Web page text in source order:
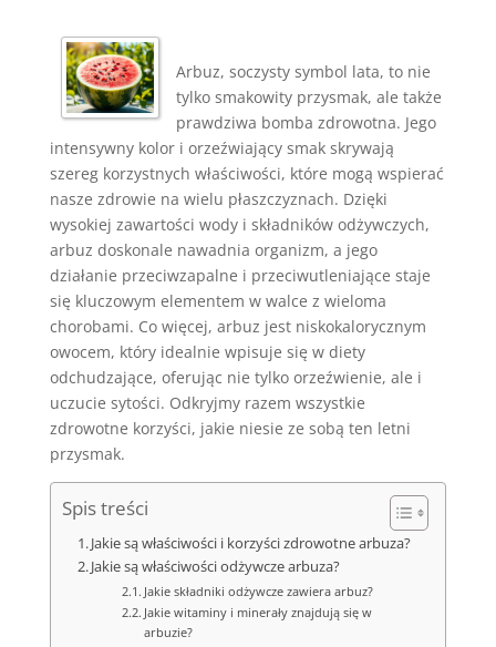
Arbuz, soczysty symbol lata, to nie
tylko smakowity przysmak, ale także
prawdziwa bomba zdrowotna. Jego
intensywny kolor i orzeźwiający smak skrywają
szereg korzystnych właściwości, które mogą wspierać
nasze zdrowie na wielu płaszczyznach. Dzięki
wysokiej zawartości wody i składników odżywczych,
arbuz doskonale nawadnia organizm, a jego
działanie przeciwzapalne i przeciwutleniające staje
się kluczowym elementem w walce z wieloma
chorobami. Co więcej, arbuz jest niskokalorycznym
owocem, który idealnie wpisuje się w diety
odchudzające, oferując nie tylko orzeźwienie, ale i
uczucie sytości. Odkryjmy razem wszystkie
zdrowotne korzyści, jakie niesie ze sobą ten letni
przysmak.
Spis treści
Jakie są właściwości i korzyści zdrowotne arbuza?
Jakie są właściwości odżywcze arbuza?
Jakie składniki odżywcze zawiera arbuz?
Jakie witaminy i minerały znajdują się w
arbuzie?